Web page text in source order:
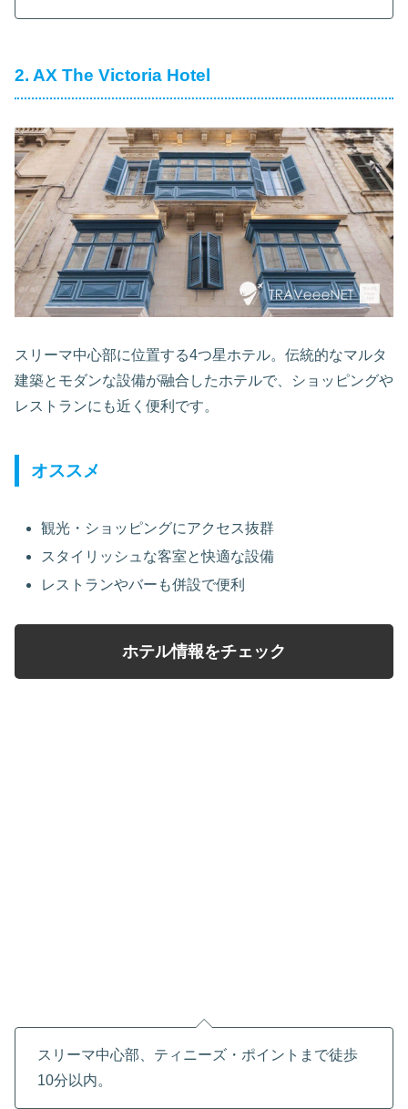
2. AX The Victoria Hotel
スリーマ中心部に位置する4つ星ホテル。伝統的なマルタ
建築とモダンな設備が融合したホテルで、ショッピングや
レストランにも近く便利です。
オススメ
観光・ショッピングにアクセス抜群
スタイリッシュな客室と快適な設備
レストランやバーも併設で便利
ホテル情報をチェック
スリーマ中心部、ティニーズ・ポイントまで徒歩
10分以内。